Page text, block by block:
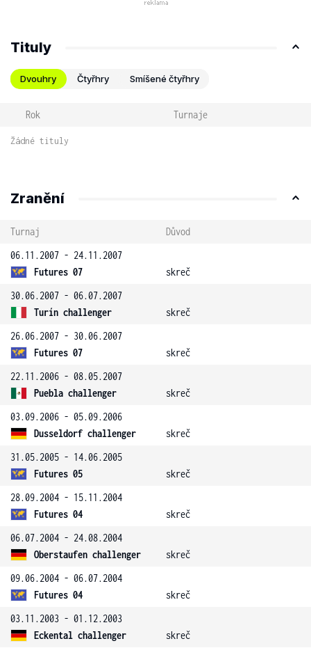
Tituly
Dvouhry Čtyřhry Smíšené čtyřhry
Rok Turnaje
Žádné tituly
Zranění
Turnaj
Důvod
06.11.2007 - 24.11.2007
Futures 07
skreč
30.06.2007 - 06.07.2007
Turín challenger
skreč
26.06.2007 - 30.06.2007
Futures 07
skreč
22.11.2006 - 08.05.2007
Puebla challenger
skreč
03.09.2006 - 05.09.2006
Dusseldorf challenger
skreč
31.05.2005 - 14.06.2005
Futures 05
skreč
28.09.2004 - 15.11.2004
Futures 04
skreč
06.07.2004 - 24.08.2004
Oberstaufen challenger
skreč
09.06.2004 - 06.07.2004
Futures 04
skreč
03.11.2003 - 01.12.2003
Eckental challenger
skreč